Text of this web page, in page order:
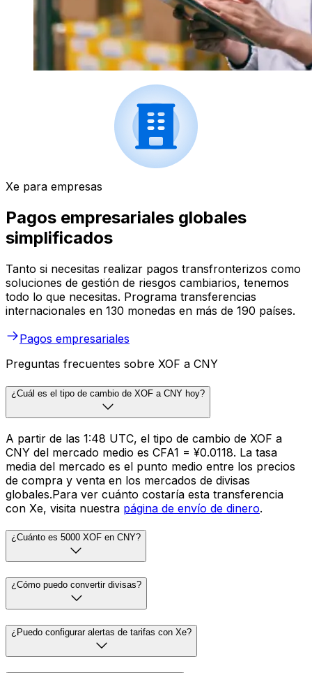
Xe para empresas
Pagos empresariales globales
simplificados
Tanto si necesitas realizar pagos transfronterizos como
soluciones de gestión de riesgos cambiarios, tenemos
todo lo que necesitas. Programa transferencias
internacionales en 130 monedas en más de 190 países.
Pagos empresariales
Preguntas frecuentes sobre XOF a CNY
¿Cuál es el tipo de cambio de XOF a CNY hoy?
A partir de las 1:48 UTC, el tipo de cambio de XOF a
CNY del mercado medio es CFA1 = ¥0.0118. La tasa
media del mercado es el punto medio entre los precios
de compra y venta en los mercados de divisas
globales.Para ver cuánto costaría esta transferencia
con Xe, visita nuestra página de envío de dinero.
¿Cuánto es 5000 XOF en CNY?
¿Cómo puedo convertir divisas?
¿Puedo configurar alertas de tarifas con Xe?